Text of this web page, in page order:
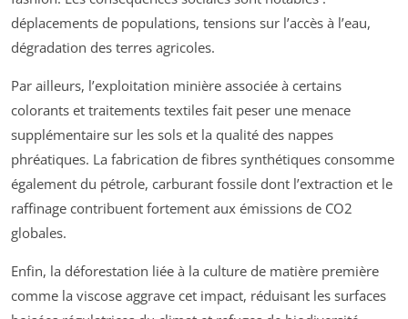
déplacements de populations, tensions sur l’accès à l’eau,
dégradation des terres agricoles.
Par ailleurs, l’exploitation minière associée à certains
colorants et traitements textiles fait peser une menace
supplémentaire sur les sols et la qualité des nappes
phréatiques. La fabrication de fibres synthétiques consomme
également du pétrole, carburant fossile dont l’extraction et le
raffinage contribuent fortement aux émissions de CO2
globales.
Enfin, la déforestation liée à la culture de matière première
comme la viscose aggrave cet impact, réduisant les surfaces